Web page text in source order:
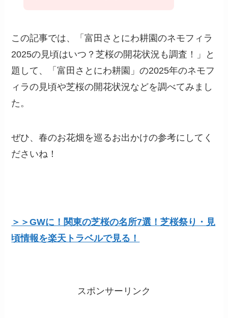
この記事では、「富田さとにわ耕園のネモフィラ
2025の見頃はいつ？芝桜の開花状況も調査！」と
題して、「富田さとにわ耕園」の2025年のネモフ
ィラの見頃や芝桜の開花状況などを調べてみまし
た。
ぜひ、春のお花畑を巡るお出かけの参考にしてく
ださいね！
＞＞GWに！関東の芝桜の名所7選！芝桜祭り・見
頃情報を楽天トラベルで見る！
スポンサーリンク